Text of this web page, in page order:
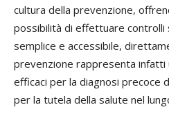
cultura della prevenzione,
possibilità di effettuare controlli
semplice e accessibile,
prevenzione rappresenta infatti
efficaci per la diagnosi precoce
per la tutela della salute nel